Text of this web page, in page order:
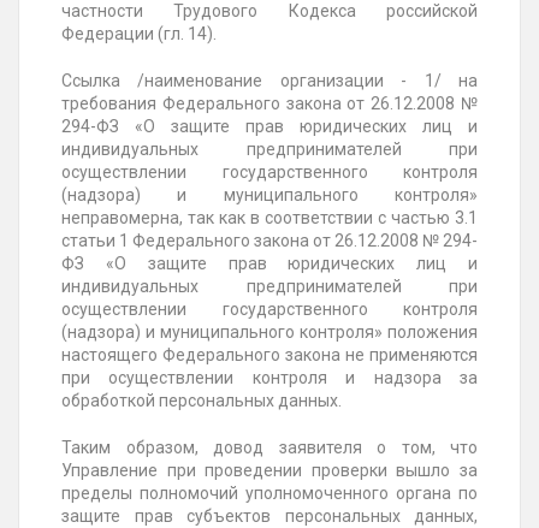
частности Трудового Кодекса российской
Федерации (гл. 14).
Ссылка /наименование организации - 1/ на
требования Федерального закона от 26.12.2008 №
294-ФЗ «О защите прав юридических лиц и
индивидуальных предпринимателей при
осуществлении государственного контроля
(надзора) и муниципального контроля»
неправомерна, так как в соответствии с частью 3.1
статьи 1 Федерального закона от 26.12.2008 № 294-
ФЗ «О защите прав юридических лиц и
индивидуальных предпринимателей при
осуществлении государственного контроля
(надзора) и муниципального контроля» положения
настоящего Федерального закона не применяются
при осуществлении контроля и надзора за
обработкой персональных данных.
Таким образом, довод заявителя о том, что
Управление при проведении проверки вышло за
пределы полномочий уполномоченного органа по
защите прав субъектов персональных данных,